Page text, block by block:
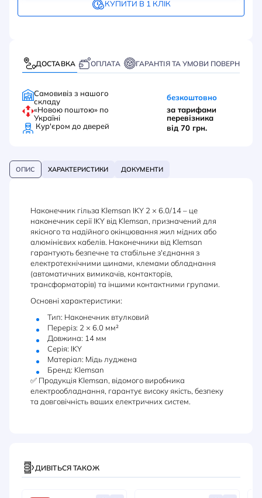
КУПИТИ В 1 КЛІК
ДОСТАВКА ОПЛАТА ГАРАНТІЯ ТА УМОВИ ПОВЕРНЕННЯ
Самовивіз з нашого
складу
безкоштовно
«Новою поштою» по
Україні
за тарифами
перевізника
Кур'єром до дверей від 70 грн.
ОПИС ХАРАКТЕРИСТИКИ ДОКУМЕНТИ
Наконечник гільза Klemsan IKY 2 × 6.0/14 – це
наконечник серії IKY від Klemsan, призначений для
якісного та надійного окінцювання жил мідних або
алюмінієвих кабелів. Наконечники від Klemsan
гарантують безпечне та стабільне з'єднання з
електротехнічними шинами, клемами обладнання
(автоматичних вимикачів, контакторів,
трансформаторів) та іншими контактними групами.
Основні характеристики:
Тип: Наконечник втулковий
Переріз: 2 × 6.0 мм²
Довжина: 14 мм
Серія: IKY
Матеріал: Мідь луджена
Бренд: Klemsan
✅ Продукція Klemsan, відомого виробника
електрообладнання, гарантує високу якість, безпеку
та довговічність ваших електричних систем.
ДИВІТЬСЯ ТАКОЖ